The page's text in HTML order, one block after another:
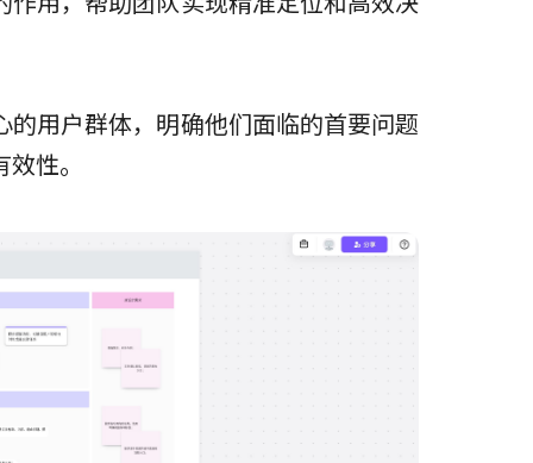
用户群体，明确他们面临的首要问题
性。